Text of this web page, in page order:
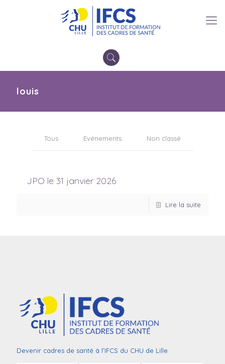
louis
Tous Evénements Non classé
JPO le 31 janvier 2026
Lire la suite
Devenir cadres de santé à l’IFCS du CHU de Lille